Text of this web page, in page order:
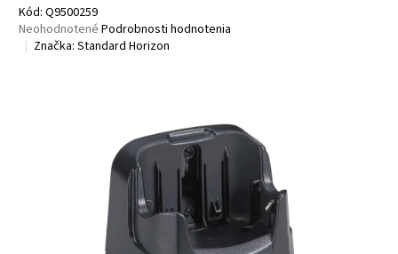
Kód: Q9500259
Priemerné
hodnotenie
Neohodnotené Podrobnosti hodnotenia
Značka: Standard Horizon